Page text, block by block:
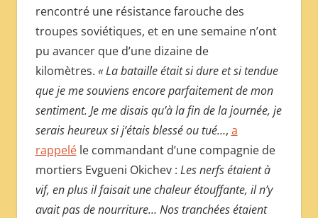
rencontré une résistance farouche des
troupes soviétiques, et en une semaine n’ont
pu avancer que d’une dizaine de
kilomètres. « La bataille était si dure et si tendue
que je me souviens encore parfaitement de mon
sentiment. Je me disais qu’à la fin de la journée, je
serais heureux si j’étais blessé ou tué…, a
rappeléle commandant d’une compagnie de
mortiers Evgueni Okichev : Les nerfs étaient à
vif, en plus il faisait une chaleur étouffante, il n’y
avait pas de nourriture… Nos tranchées étaient